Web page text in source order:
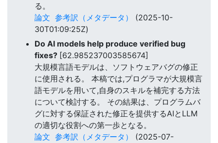
る。
論文 参考訳（メタデータ）
(2025-10-
30T01:09:25Z)
Do AI models help produce verified bug
fixes? [62.985237003585674]
大規模言語モデルは、ソフトウェアバグの修正
に使用される。 本稿では,プログラマが大規模言
語モデルを用いて,自身のスキルを補完する方法
について検討する。 その結果は、プログラムバ
グに対する保証された修正を提供するAIとLLM
の適切な役割への第一歩となる。
論文 参考訳（メタデータ）
(2025-07-